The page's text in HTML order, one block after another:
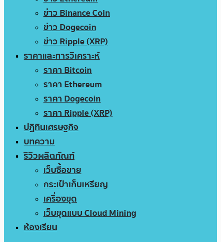
ข่าว Binance Coin
ข่าว Dogecoin
ข่าว Ripple (XRP)
ราคาและการวิเคราะห์
ราคา Bitcoin
ราคา Ethereum
ราคา Dogecoin
ราคา Ripple (XRP)
ปฏิทินเศรษฐกิจ
บทความ
รีวิวผลิตภัณฑ์
เว็บซื้อขาย
กระเป๋าเก็บเหรียญ
เครื่องขุด
เว็บขุดแบบ Cloud Mining
ห้องเรียน